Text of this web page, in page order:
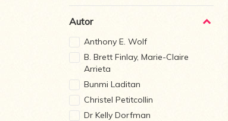
Autor
Anthony E. Wolf
B. Brett Finlay, Marie-Claire
Arrieta
Bunmi Laditan
Christel Petitcollin
Dr Kelly Dorfman